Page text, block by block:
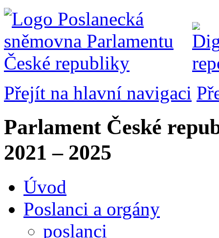
Přejít na hlavní navigaci
Parlament České
2021 – 2025
Úvod
Poslanci a orgány
poslanci